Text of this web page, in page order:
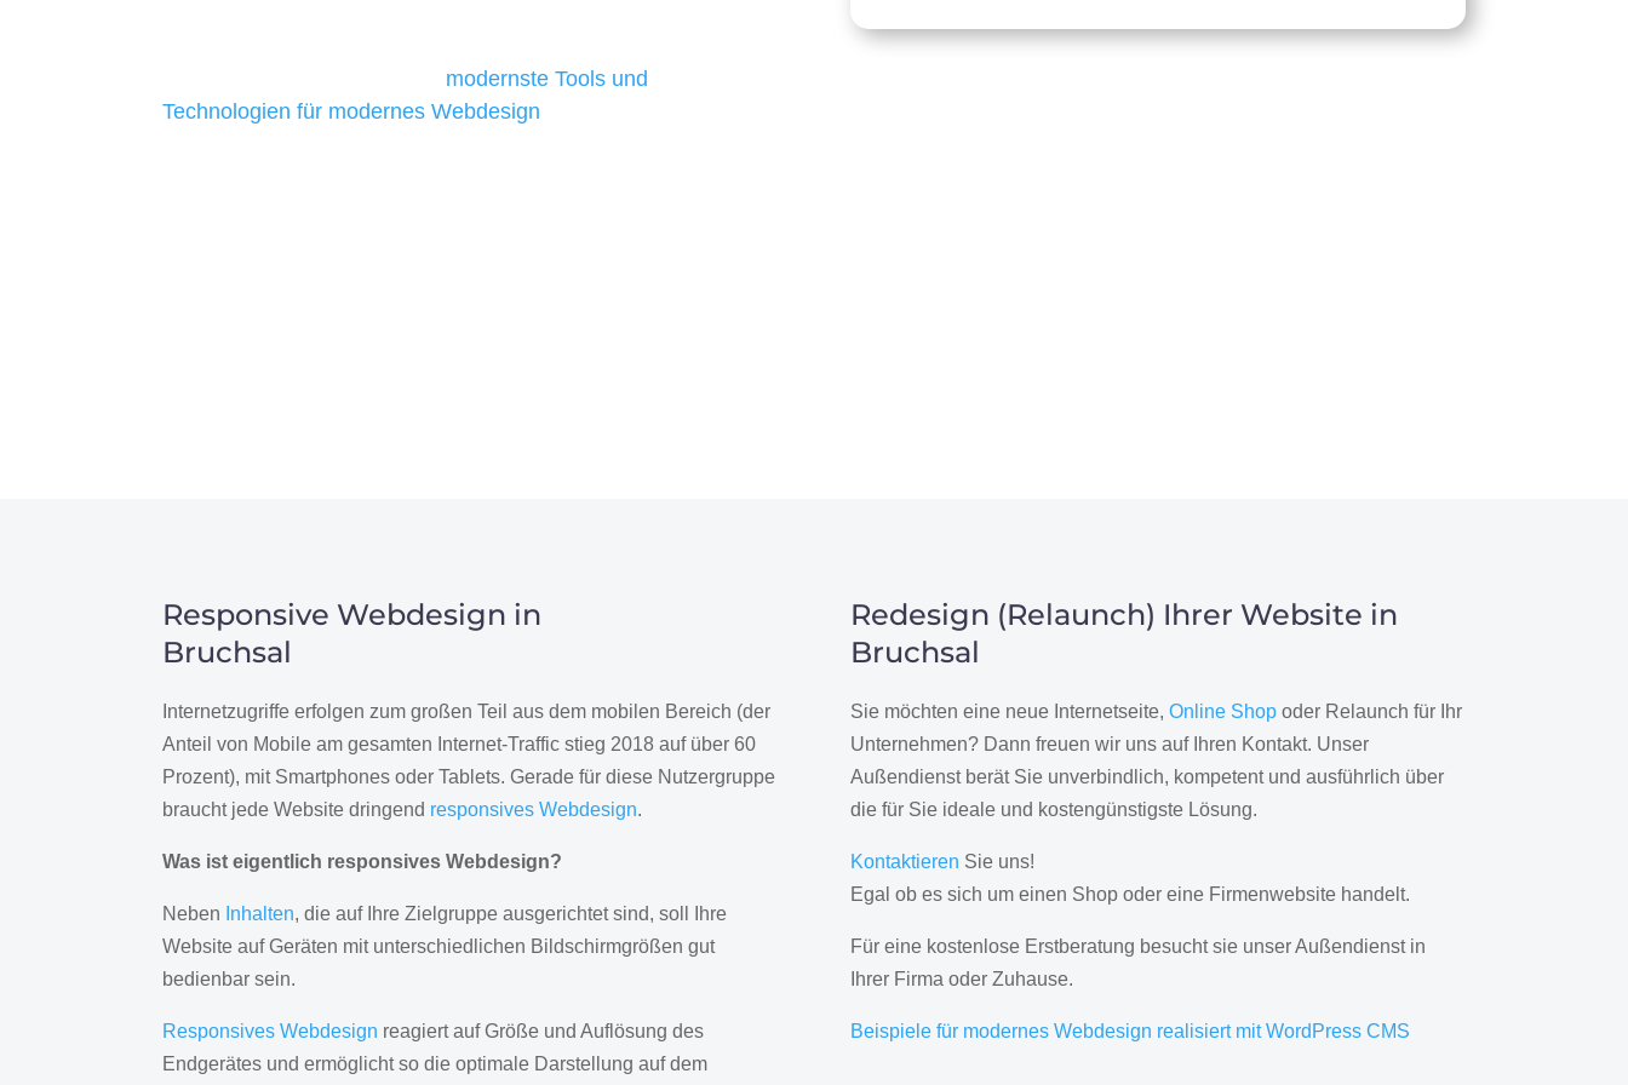
modernste Tools und
Technologien für modernes Webdesign
Responsive Webdesign in
Bruchsal
Internetzugriffe erfolgen zum großen Teil aus dem mobilen Bereich (der
Anteil von Mobile am gesamten Internet-Traffic stieg 2018 auf über 60
Prozent), mit Smartphones oder Tablets. Gerade für diese Nutzergruppe
braucht jede Website dringend responsives Webdesign.
Was ist eigentlich responsives Webdesign?
Neben Inhalten, die auf Ihre Zielgruppe ausgerichtet sind, soll Ihre
Website auf Geräten mit unterschiedlichen Bildschirmgrößen gut
bedienbar sein.
Responsives Webdesign reagiert auf Größe und Auflösung des
Endgerätes und ermöglicht so die optimale Darstellung auf dem
Redesign (Relaunch) Ihrer Website in
Bruchsal
Sie möchten eine neue Internetseite, Online Shopoder Relaunch für Ihr
Unternehmen? Dann freuen wir uns auf Ihren Kontakt. Unser
Außendienst berät Sie unverbindlich, kompetent und ausführlich über
die für Sie ideale und kostengünstigste Lösung.
Kontaktieren Sie uns!
Egal ob es sich um einen Shop oder eine Firmenwebsite handelt.
Für eine kostenlose Erstberatung besucht sie unser Außendienst in
Ihrer Firma oder Zuhause.
Beispiele für modernes Webdesign realisiert mit WordPress CMS